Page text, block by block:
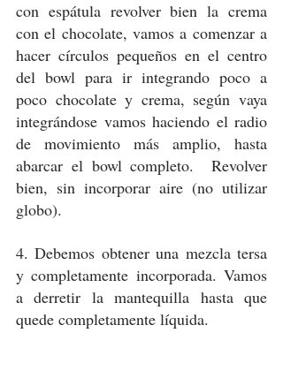
con espátula revolver bien la crema
con el chocolate, vamos a comenzar a
hacer círculos pequeños en el centro
del bowl para ir integrando poco a
poco chocolate y crema, según vaya
integrándose vamos haciendo el radio
de movimiento más amplio, hasta
abarcar el bowl completo.  Revolver
bien, sin incorporar aire (no utilizar
globo).
4. Debemos obtener una mezcla tersa
y completamente incorporada. Vamos
a derretir la mantequilla hasta que
quede completamente líquida.